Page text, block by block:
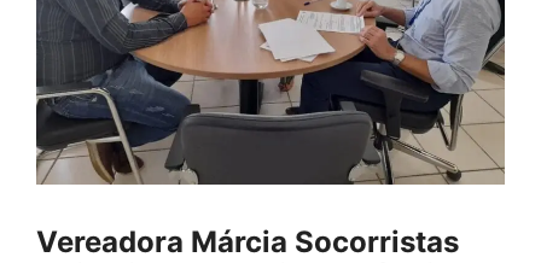
Vereadora Márcia Socorristas